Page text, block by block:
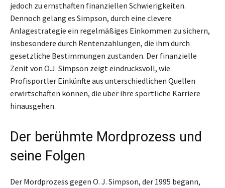
jedoch zu ernsthaften finanziellen Schwierigkeiten.
Dennoch gelang es Simpson, durch eine clevere
Anlagestrategie ein regelmäßiges Einkommen zu sichern,
insbesondere durch Rentenzahlungen, die ihm durch
gesetzliche Bestimmungen zustanden. Der finanzielle
Zenit von O.J. Simpson zeigt eindrucksvoll, wie
Profisportler Einkünfte aus unterschiedlichen Quellen
erwirtschaften können, die über ihre sportliche Karriere
hinausgehen.
Der berühmte Mordprozess und
seine Folgen
Der Mordprozess gegen O. J. Simpson, der 1995 begann,